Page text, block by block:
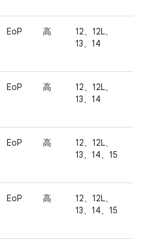
EoP 高
12、12L、
13、14
EoP 高
12、12L、
13、14
EoP 高
12、12L、
13、14、15
EoP 高
12、12L、
13、14、15